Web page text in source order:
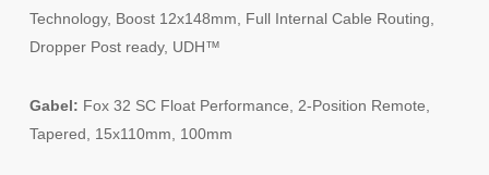
Technology, Boost 12x148mm, Full Internal Cable Routing,
Dropper Post ready, UDH™
Gabel: Fox 32 SC Float Performance, 2-Position Remote,
Tapered, 15x110mm, 100mm